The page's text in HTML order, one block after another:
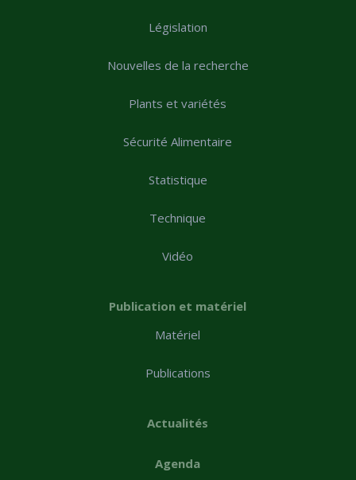
Législation
Nouvelles de la recherche
Plants et variétés
Sécurité Alimentaire
Statistique
Technique
Vidéo
Publication et matériel
Matériel
Publications
Actualités
Agenda